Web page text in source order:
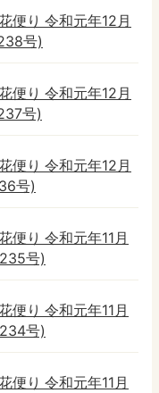
便り 令和元年12月
号)
便り 令和元年12月
号)
便り 令和元年12月
号)
便り 令和元年11月
号)
便り 令和元年11月
号)
便り 令和元年11月